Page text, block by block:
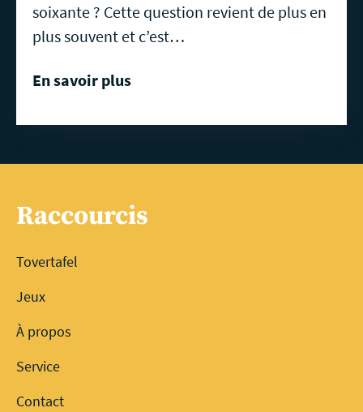
soixante ? Cette question revient de plus en
plus souvent et c’est…
En savoir plus
Raccourcis
Tovertafel
Jeux
À propos
Service
Contact